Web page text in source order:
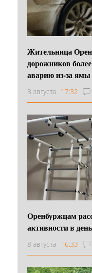
Жительница
дорожников
аварию из-за ямы
8 августа 17:32
Оренбуржцам
активности в
8 августа 16:33